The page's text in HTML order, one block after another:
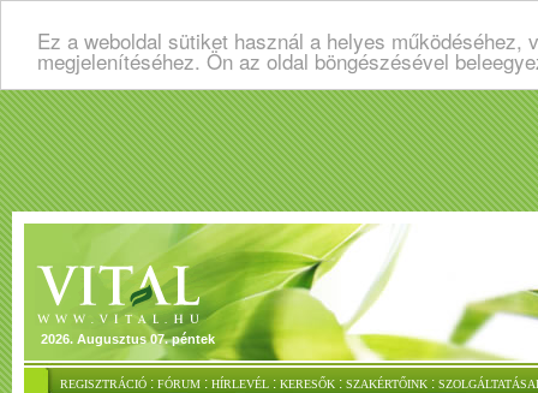
Ez a weboldal sütiket használ a helyes
megjelenítéséhez. Ön az oldal böngészésével
2026. Augusztus 07. péntek
REGISZTRÁCIÓ : FÓRUM : HÍRLEVÉL : KERESŐK : SZAKÉRTŐINK :